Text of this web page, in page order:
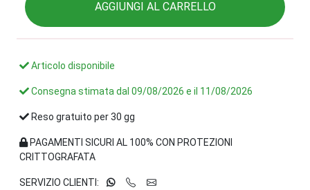
AGGIUNGI AL CARRELLO
Articolo disponibile
Consegna stimata dal 09/08/2026 e il 11/08/2026
Reso gratuito per 30 gg
PAGAMENTI SICURI AL 100% CON PROTEZIONI
CRITTOGRAFATA
SERVIZIO CLIENTI: